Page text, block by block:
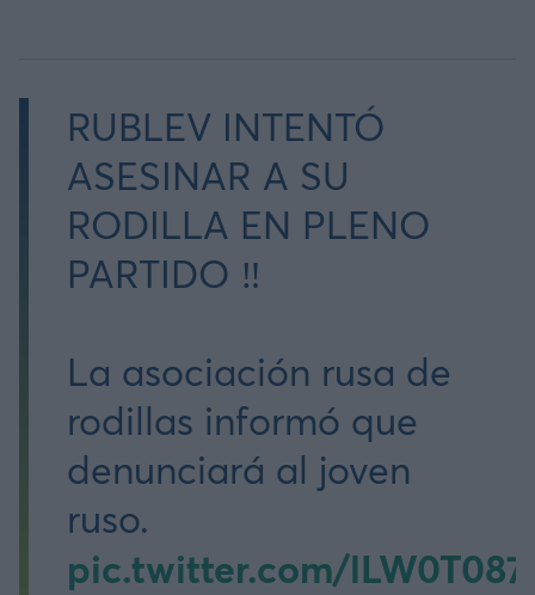
RUBLEV INTENTÓ
ASESINAR A SU
RODILLA EN PLENO
PARTIDO ‼️
La asociación rusa de
rodillas informó que
denunciará al joven
ruso.
pic.twitter.com/